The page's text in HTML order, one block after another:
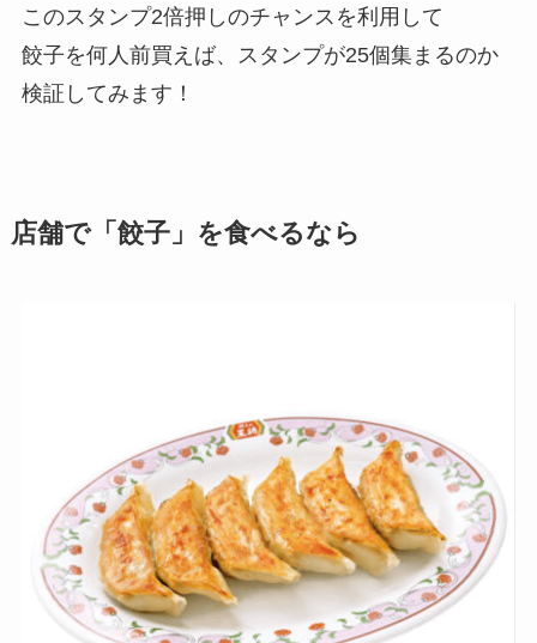
このスタンプ2倍押しのチャンスを利用して
餃子を何人前買えば、スタンプが25個集まるのか
検証してみます！
店舗で「餃子」を食べるなら